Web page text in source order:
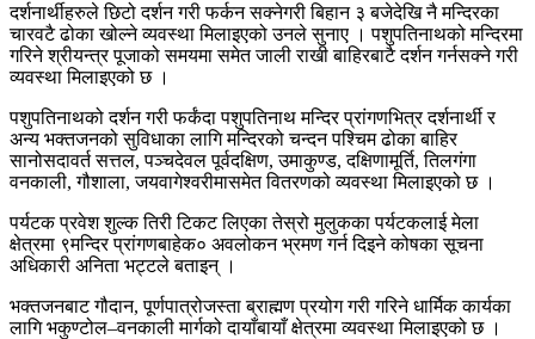
दर्शनार्थीहरुले छिटो दर्शन गरी फर्कन सक्नेगरी बिहान ३ बजेदेखि नै मन्दिरका
चारवटै ढोका खोल्ने व्यवस्था मिलाइएको उनले सुनाए । पशुपतिनाथको मन्दिरमा
गरिने श्रीयन्त्र पूजाको समयमा समेत जाली राखी बाहिरबाटै दर्शन गर्नसक्ने गरी
व्यवस्था मिलाइएको छ ।
पशुपतिनाथको दर्शन गरी फर्कंदा पशुपतिनाथ मन्दिर प्रांगणभित्र दर्शनार्थी र
अन्य भक्तजनको सुविधाका लागि मन्दिरको चन्दन पश्चिम ढोका बाहिर
सानोसदावर्त सत्तल, पञ्चदेवल पूर्वदक्षिण, उमाकुण्ड, दक्षिणामूर्ति, तिलगंगा
वनकाली, गौशाला, जयवागेश्वरीमासमेत वितरणको व्यवस्था मिलाइएको छ ।
पर्यटक प्रवेश शुल्क तिरी टिकट लिएका तेस्रो मुलुकका पर्यटकलाई मेला
क्षेत्रमा ९मन्दिर प्रांगणबाहेक० अवलोकन भ्रमण गर्न दिइने कोषका सूचना
अधिकारी अनिता भट्टले बताइन् ।
भक्तजनबाट गौदान, पूर्णपात्रोजस्ता ब्राह्मण प्रयोग गरी गरिने धार्मिक कार्यका
लागि भकुण्टोल–वनकाली मार्गको दायाँबायाँ क्षेत्रमा व्यवस्था मिलाइएको छ ।